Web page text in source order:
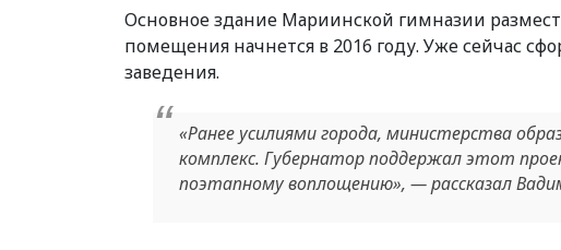
Основное здание Мариинской гимназии
помещения начнется в 2016 году. Уже сейчас
заведения.
«Ранее усилиями города, министерства
комплекс. Губернатор поддержал этот
поэтапному воплощению», — рассказал